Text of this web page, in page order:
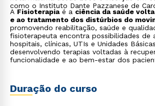
como o Instituto Dante Pazzanese de
A Fisioterapiaé a ciência da saúde
e ao tratamento dos distúrbios do
promovendo reabilitação, saúde e
fisioterapeuta encontra possibilidades de
hospitais, clínicas, UTIs e Unidades
desenvolvendo terapias voltadas à
funcionalidade e ao bem-estar dos
Duração do curso